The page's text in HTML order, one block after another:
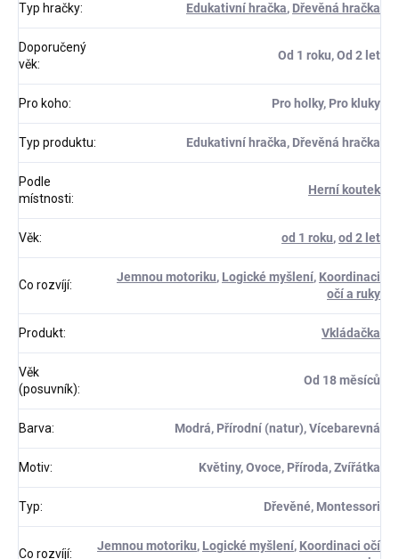
Typ hračky: Edukativní hračka, Dřevěná hračka
Doporučený
věk:
Od 1 roku, Od 2 let
Pro koho: Pro holky, Pro kluky
Typ produktu: Edukativní hračka, Dřevěná hračka
Podle
místnosti:
Herní koutek
Věk: od 1 roku,od 2 let
Co rozvíjí:
Jemnou motoriku, Logické myšlení, Koordinaci
očí a ruky
Produkt: Vkládačka
Věk
(posuvník):
Od 18 měsíců
Barva: Modrá, Přírodní (natur), Vícebarevná
Motiv: Květiny, Ovoce, Příroda, Zvířátka
Typ: Dřevěné, Montessori
Co rozvíjí:
Jemnou motoriku, Logické myšlení, Koordinaci očí